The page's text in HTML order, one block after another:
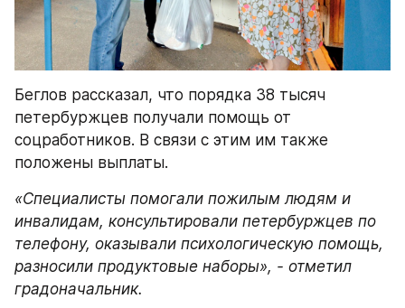
Беглов рассказал, что порядка 38 тысяч
петербуржцев получали помощь от
соцработников. В связи с этим им также
положены выплаты.
«Специалисты помогали пожилым людям и
инвалидам, консультировали петербуржцев по
телефону, оказывали психологическую помощь,
разносили продуктовые наборы», - отметил
градоначальник.